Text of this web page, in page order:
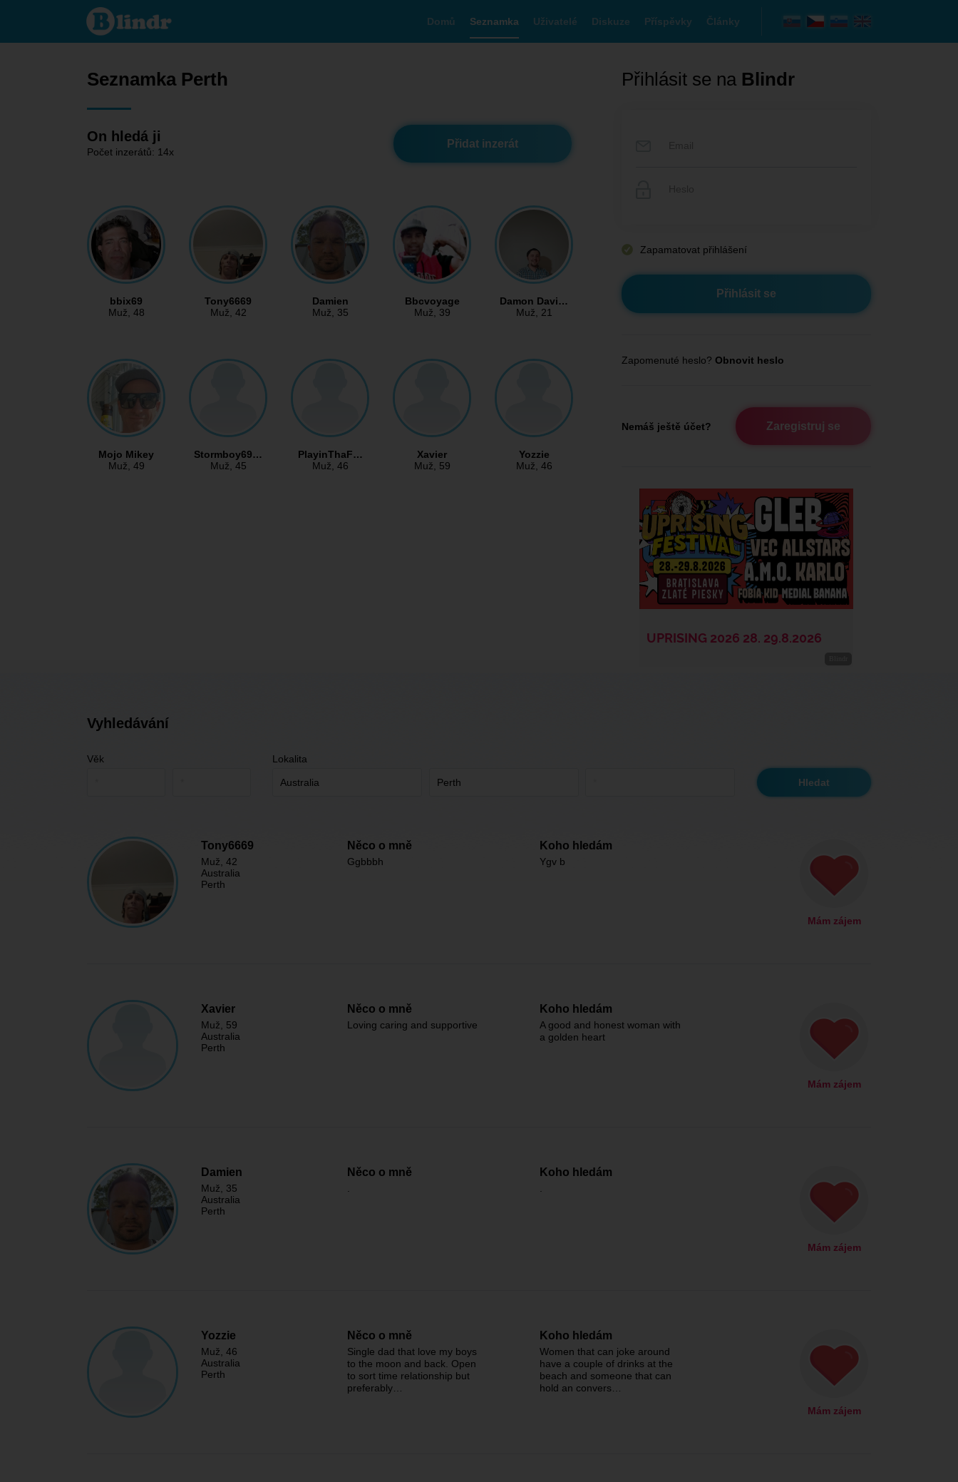
Seznamka
- On
hledá ji
Domů Seznamka Uživatelé Diskuze Příspěvky Články
Seznamka Perth
Přidat inzerát
On hledá ji
Počet inzerátů: 14x
bbix69
Muž, 48
Tony6669
Muž, 42
Damien
Muž, 35
Bbcvoyage
Muž, 39
Damon Davi…
Muž, 21
Mojo Mikey
Muž, 49
Stormboy69…
Muž, 45
PlayinThaF…
Muž, 46
Xavier
Muž, 59
Yozzie
Muž, 46
Přihlásit se na Blindr
Zapamatovat přihlášení
Zapomenuté heslo? Obnovit heslo
Nemáš ještě účet? Zaregistruj se
Vyhledávání
Věk Lokalita
Tony6669
Muž , 42
Australia
Perth
Něco o mně
Ggbbbh
Koho hledám
Ygv b
Mám zájem
Xavier
Muž , 59
Australia
Perth
Něco o mně
Loving caring and supportive
Koho hledám
A good and honest woman with
a golden heart
Mám zájem
Damien
Muž , 35
Australia
Perth
Něco o mně Koho hledám
Mám zájem
Yozzie
Muž , 46
Australia
Perth
Něco o mně
Single dad that love my boys
to the moon and back. Open
to sort time relationship but
preferably…
Koho hledám
Women that can joke around
have a couple of drinks at the
beach and someone that can
hold an convers…
Mám zájem